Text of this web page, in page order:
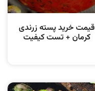
قیمت خرید پسته زرندی
کرمان + تست کیفیت